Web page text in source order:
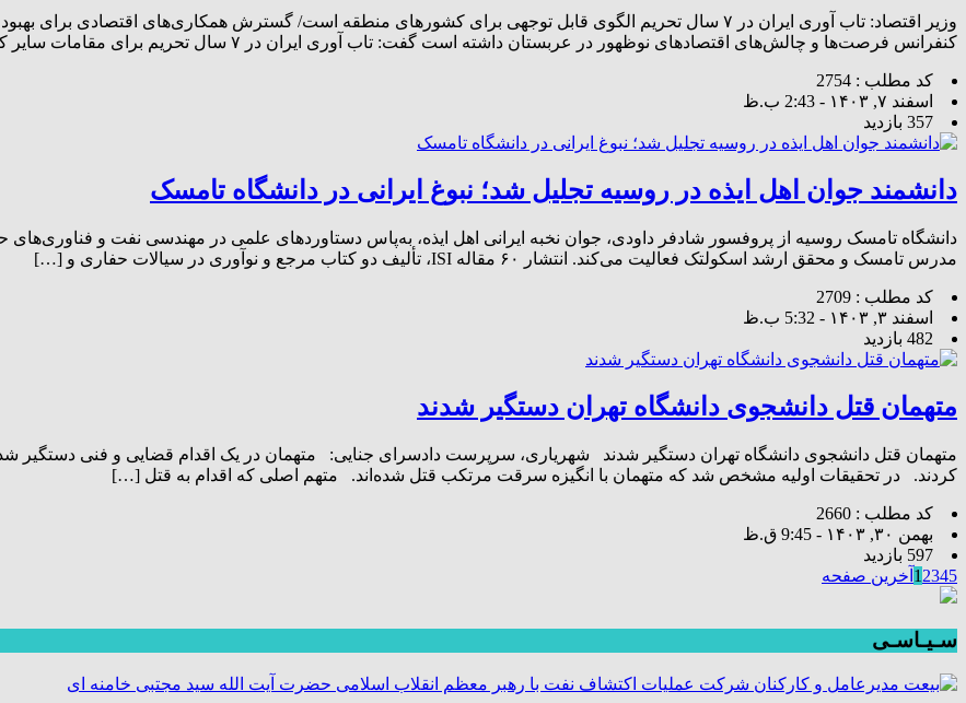
وزیر اقتصاد: تاب آوری ایران در ۷ سال تحریم الگوی قابل توجهی برای کشورهای منطقه است/ گسترش همکاری‌های
کنفرانس فرصت‌ها و چالش‌های اقتصادهای نوظهور در عربستان داشته است گفت: تاب آوری ایران در ۷ سال تحریم برای مقامات سایر کشورها […]
کد مطلب : 2754
اسفند ۷, ۱۴۰۳ - 2:43 ب.ظ
357 بازدید
دانشمند جوان اهل ایذه در روسیه تجلیل شد؛ نبوغ ایرانی در دانشگاه تامسک
دانشگاه تامسک روسیه از پروفسور شادفر داودی، جوان نخبه ایرانی اهل ایذه، به‌پاس دستاوردهای علمی در مهندسی نفت و فناوری‌های
مدرس تامسک و محقق ارشد اسکولتک فعالیت می‌کند. انتشار ۶۰ مقاله ISI، تألیف دو کتاب مرجع و نوآوری در سیالات حفاری و […]
کد مطلب : 2709
اسفند ۳, ۱۴۰۳ - 5:32 ب.ظ
482 بازدید
متهمان قتل دانشجوی دانشگاه تهران دستگیر شدند
متهمان قتل دانشجوی دانشگاه تهران دستگیر شدند شهریاری، سرپرست دادسرای جنایی: متهمان در یک اقدام قضایی و فنی دستگیر
کردند. در تحقیقات اولیه مشخص شد که متهمان با انگیزه سرقت مرتکب قتل شده‌اند. متهم اصلی که اقدام به قتل […]
کد مطلب : 2660
بهمن ۳۰, ۱۴۰۳ - 9:45 ق.ظ
597 بازدید
1 2345 آخرین صفحه
سـیـاسـی